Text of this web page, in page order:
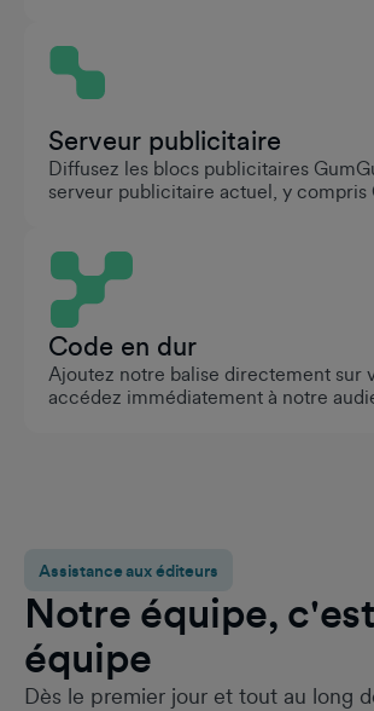
Serveur publicitaire
Diffusez les blocs publicitaires
serveur publicitaire actuel, y compris
Code en dur
Ajoutez notre balise directement sur
accédez immédiatement à notre
Assistance aux éditeurs
Notre équipe,
équipe
Dès le premier jour et tout au long